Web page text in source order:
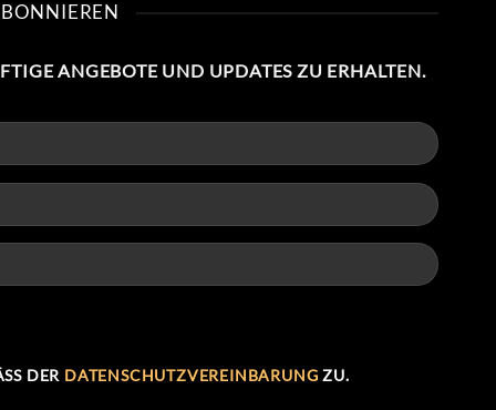
ANGEBOTE UND UPDATES ZU ERHALTEN.
DER DATENSCHUTZVEREINBARUNG ZU.